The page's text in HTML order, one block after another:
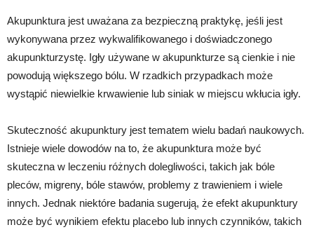
Akupunktura jest uważana za bezpieczną praktykę, jeśli jest
wykonywana przez wykwalifikowanego i doświadczonego
akupunkturzystę. Igły używane w akupunkturze są cienkie i nie
powodują większego bólu. W rzadkich przypadkach może
wystąpić niewielkie krwawienie lub siniak w miejscu wkłucia igły.
Skuteczność akupunktury jest tematem wielu badań naukowych.
Istnieje wiele dowodów na to, że akupunktura może być
skuteczna w leczeniu różnych dolegliwości, takich jak bóle
pleców, migreny, bóle stawów, problemy z trawieniem i wiele
innych. Jednak niektóre badania sugerują, że efekt akupunktury
może być wynikiem efektu placebo lub innych czynników, takich